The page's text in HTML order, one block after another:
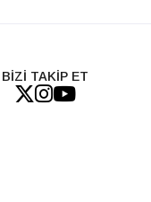
BİZİ TAKİP ET